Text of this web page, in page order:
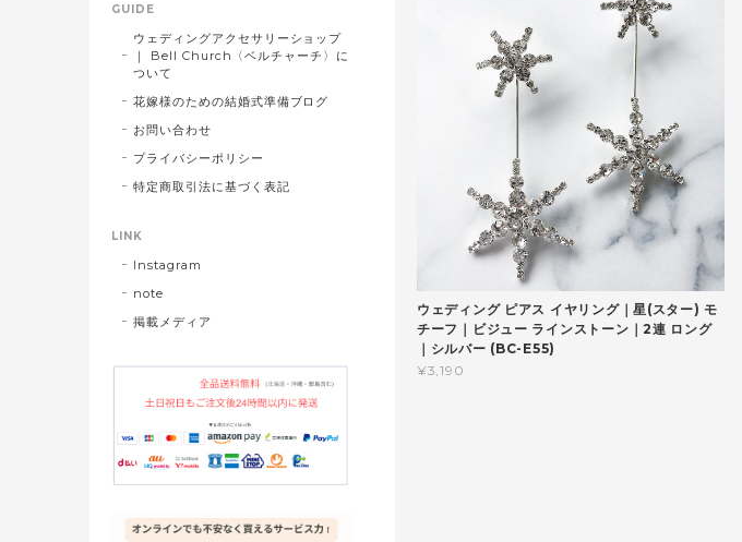
ウェディング ピアス イヤリング｜星(スター) モ
チーフ｜ビジュー ラインストーン｜2連 ロング
｜シルバー (BC-E55)
¥3,190
GUIDE
ウェディングアクセサリーショップ
｜ Bell Church〈ベルチャーチ〉に
ついて
花嫁様のための結婚式準備ブログ
お問い合わせ
プライバシーポリシー
特定商取引法に基づく表記
LINK
Instagram
note
掲載メディア